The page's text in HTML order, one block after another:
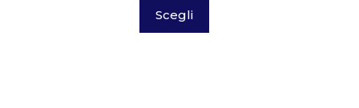
359,90€.
251,95€.
Scegli
prodotto
ha